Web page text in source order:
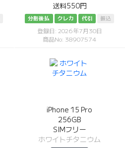
送料550円
分割後払 クレカ 代引 振込
登録日: 2026年7月30日
商品No: 38907574
iPhone 15 Pro
256GB
SIMフリー
ホワイトチタニウム